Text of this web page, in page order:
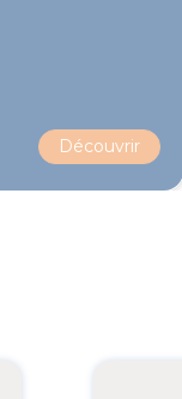
Découvrir